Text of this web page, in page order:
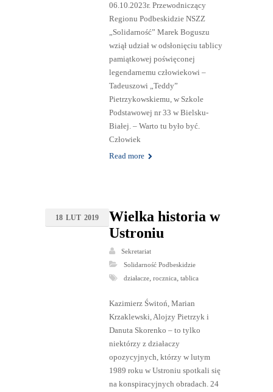
06.10.2023r. Przewodniczący
Regionu Podbeskidzie NSZZ
„Solidarność” Marek Boguszu
wziął udział w odsłonięciu tablicy
pamiątkowej poświęconej
legendarnemu człowiekowi –
Tadeuszowi „Teddy”
Pietrzykowskiemu, w Szkole
Podstawowej nr 33 w Bielsku-
Białej. – Warto tu było być.
Człowiek
Read more
18 LUT 2019
Wielka historia w
Ustroniu
Sekretariat
Solidarność Podbeskidzie
działacze, rocznica, tablica
Kazimierz Świtoń, Marian
Krzaklewski, Alojzy Pietrzyk i
Danuta Skorenko – to tylko
niektórzy z działaczy
opozycyjnych, którzy w lutym
1989 roku w Ustroniu spotkali się
na konspiracyjnych obradach. 24